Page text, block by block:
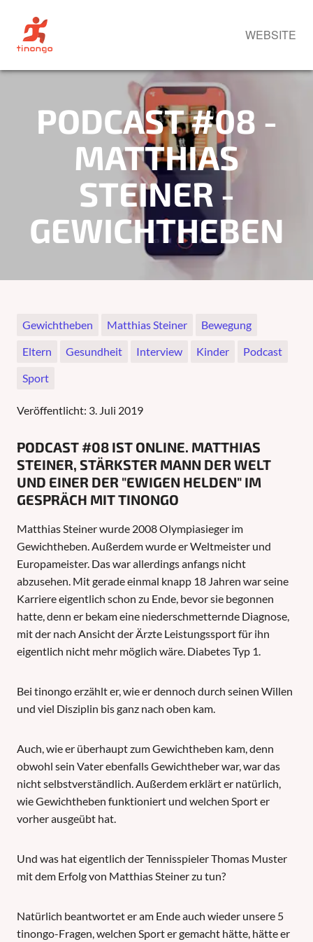
WEBSITE
PODCAST #08 -
MATTHIAS
STEINER -
GEWICHTHEBEN
Gewichtheben Matthias Steiner
Bewegung
Eltern
Gesundheit Interview Kinder
Podcast
Sport
Veröffentlicht: 3. Juli 2019
PODCAST #08 IST ONLINE. MATTHIAS
STEINER, STÄRKSTER MANN DER WELT
UND EINER DER "EWIGEN HELDEN" IM
GESPRÄCH MIT TINONGO
Matthias Steiner wurde 2008 Olympiasieger im
Gewichtheben. Außerdem wurde er Weltmeister und
Europameister. Das war allerdings anfangs nicht
abzusehen. Mit gerade einmal knapp 18 Jahren war seine
Karriere eigentlich schon zu Ende, bevor sie begonnen
hatte, denn er bekam eine niederschmetternde Diagnose,
mit der nach Ansicht der Ärzte Leistungssport für ihn
eigentlich nicht mehr möglich wäre. Diabetes Typ 1.
Bei tinongo erzählt er, wie er dennoch durch seinen Willen
und viel Disziplin bis ganz nach oben kam.
Auch, wie er überhaupt zum Gewichtheben kam, denn
obwohl sein Vater ebenfalls Gewichtheber war, war das
nicht selbstverständlich. Außerdem erklärt er natürlich,
wie Gewichtheben funktioniert und welchen Sport er
vorher ausgeübt hat.
Und was hat eigentlich der Tennisspieler Thomas Muster
mit dem Erfolg von Matthias Steiner zu tun?
Natürlich beantwortet er am Ende auch wieder unsere 5
tinongo-Fragen, welchen Sport er gemacht hätte, hätte er